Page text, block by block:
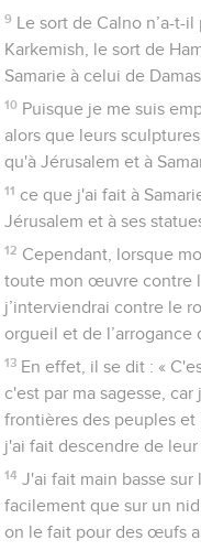
9 Le sort de Calno n’a-t-
Karkemish, le sort de
Samarie à celui de
10 Puisque je me suis
alors que leurs
qu'à Jérusalem et à
11 ce que j'ai fait à
Jérusalem et à ses
12 Cependant, lorsque
toute mon œuvre contre
j’interviendrai contre le
orgueil et de l’arrogance
13 En effet, il se dit : «
c'est par ma sagesse,
frontières des peuples et
j'ai fait descendre de
14 J'ai fait main basse sur
facilement que sur un
on le fait pour des œufs